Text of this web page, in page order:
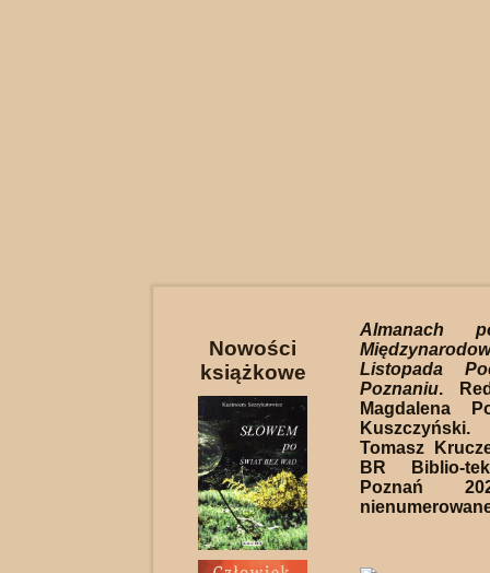
Nowości
książkowe
Almanach
Listopada
Poznaniu.
Magdalena
Tomasz
BR Biblio-
Poznań